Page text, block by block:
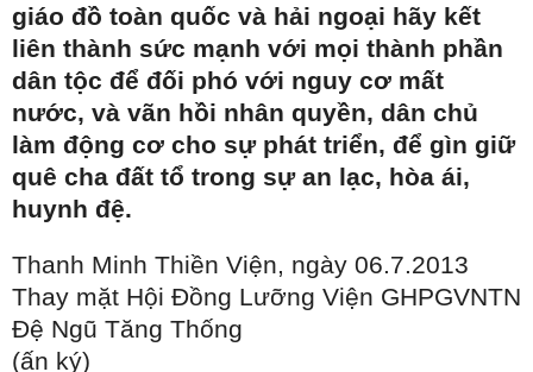
giáo đồ toàn quốc và hải ngoại hãy kết
liên thành sức mạnh với mọi thành phần
dân tộc để đối phó với nguy cơ mất
nước, và vãn hồi nhân quyền, dân chủ
làm động cơ cho sự phát triển, để gìn giữ
quê cha đất tổ trong sự an lạc, hòa ái,
huynh đệ.
Thanh Minh Thiền Viện, ngày 06.7.2013
Thay mặt Hội Đồng Lưỡng Viện GHPGVNTN
Đệ Ngũ Tăng Thống
(ấn ký)